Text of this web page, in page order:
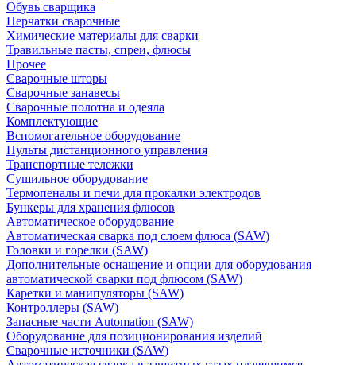
Обувь сварщика
Перчатки сварочные
Химические материалы для сварки
Травильные пасты, спреи, флюсы
Прочее
Сварочные шторы
Сварочные занавесы
Сварочные полотна и одеяла
Комплектующие
Вспомогательное оборудование
Пульты дистанционного управления
Транспортные тележки
Сушильное оборудование
Термопеналы и печи для прокалки электродов
Бункеры для хранения флюсов
Автоматическое оборудование
Автоматическая сварка под слоем флюса (SAW)
Головки и горелки (SAW)
Дополнительные оснащение и опции для оборудования
автоматической сварки под флюсом (SAW)
Каретки и манипуляторы (SAW)
Контроллеры (SAW)
Запасные части Automation (SAW)
Оборудование для позиционирования изделий
Сварочные источники (SAW)